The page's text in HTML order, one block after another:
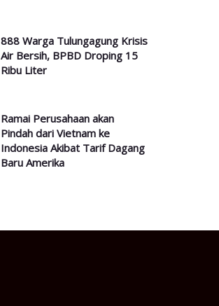
888 Warga Tulungagung Krisis
Air Bersih, BPBD Droping 15
Ribu Liter
Ramai Perusahaan akan
Pindah dari Vietnam ke
Indonesia Akibat Tarif Dagang
Baru Amerika